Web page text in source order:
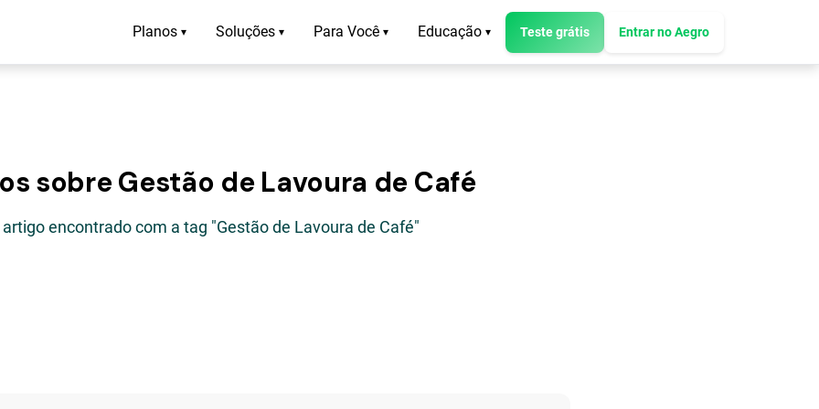
Planos ▾ Soluções ▾ Para Você ▾ Educação ▾ Teste grátis Entrar no Aegro
sobre Gestão de Lavoura de Café
artigo encontrado com a tag "Gestão de Lavoura de Café"